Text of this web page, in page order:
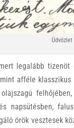
Üdvözlet
legalább tizenöt
afféle
napsütésben,
örök vesztesek